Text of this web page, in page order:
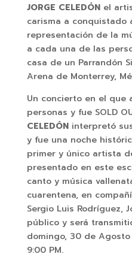
JORGE CELEDÓNel
carisma a conquistado
representación de la
a cada una de las
casa de un Parrandón
Arena de Monterrey,
Un concierto en el que
personas y fue SOLD
CELEDÓNinterpretó
y fue una noche
primer y único artista
presentado en este
canto y música
cuarentena, en
Sergio Luis Rodríguez,
público y será
domingo, 30 de
9:00 PM.